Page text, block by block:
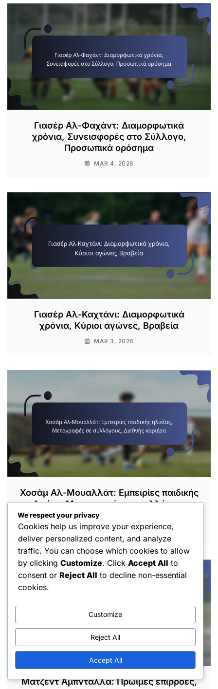
Γιασέρ Αλ-Φαχάντ: Διαμορφωτικά
χρόνια, Συνεισφορές στο Σύλλογο,
Προσωπικά ορόσημα
MAR 4, 2026
Γιασέρ Αλ-Καχτάνι: Διαμορφωτικά
χρόνια, Κύριοι αγώνες, Βραβεία
MAR 3, 2026
Χοσάμ Αλ-Μουαλλάτ: Εμπειρίες παιδικής
ηλικίας, Μεταγραφές σε συλλόγους,
Διεθνής καριέρα
FEB 27, 2026
Ματζέντ Αμπντάλλα: Πρώιμες επιρροές,
We respect your privacy
Cookies help us improve your experience,
deliver personalized content, and analyze
traffic. You can choose which cookies to allow
by clicking Customize. Click Accept All to
consent or Reject All to decline non-essential
cookies.
Customize
Reject All
Accept All